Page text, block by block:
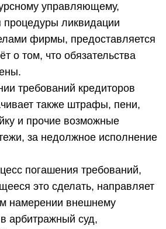
управляющему,
процедуры ликвидации
фирмы, предоставляется
о том, что обязательства
требований кредиторов
также штрафы, пени,
и прочие возможные
за недолжное исполнение
погашения требований,
это сделать, направляет
намерении внешнему
арбитражный суд,